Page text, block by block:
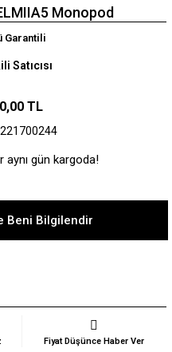
Monopod
Garantili
TL
Satıcısı
aynı gün kargoda!
Beni Bilgilendir
Fiyat Düşünce Haber Ver